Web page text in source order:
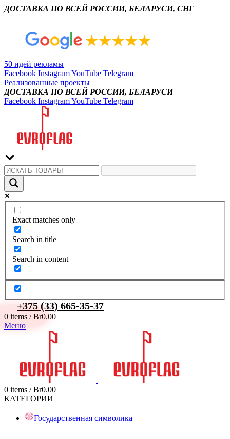
ДОСТАВКА ПО ВСЕЙ РОССИИ, БЕЛАРУСИ, СНГ
50 идей рекламы
Facebook InstagramYouTube Telegram
Реализованные проекты
ДОСТАВКА ПО ВСЕЙ РОССИИ, БЕЛАРУСИ
Facebook InstagramYouTube Telegram
Exact matches only
Search in title
Search in content
+375 (33) 665-35-37
0 items / Br0.00
Меню
0 items / Br0.00
КАТЕГОРИИ
Государственная символика